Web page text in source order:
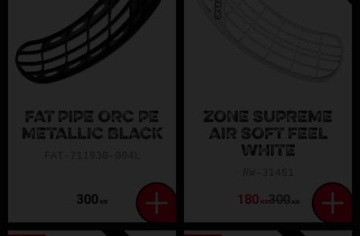
FAT PIPE ORC PE
METALLIC BLACK
300 KR
ZONE SUPREME
AIR SOFT FEEL
WHITE
180KR300KR